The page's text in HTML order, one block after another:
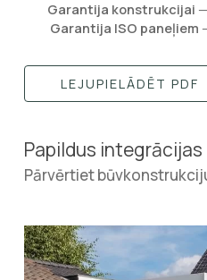
Garantija konstrukcijai
Garantija ISO paneļiem
LEJUPIELĀDĒT PDF
Papildus integrācijas
Pārvērtiet